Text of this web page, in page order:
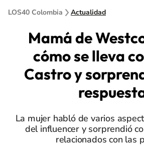
LOS40 Colombia Actualidad
Mamá de
cómo se lleva
Castro y
La mujer habló de varios
del influencer y sorprendió
relacionados con las